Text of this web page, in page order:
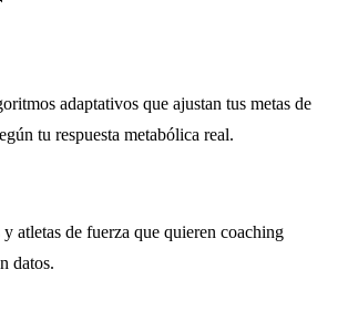
adaptativos que ajustan tus metas de
tu respuesta metabólica real.
atletas de fuerza que quieren coaching
datos.